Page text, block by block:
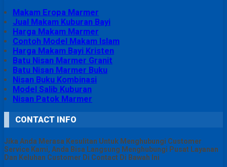
Makam Eropa Marmer
Jual Makam Kuburan Bayi
Harga Makam Marmer
Contoh Model Makam Islam
Harga Makam Bayi Kristen
Batu Nisan Marmer Granit
Batu Nisan Marmer Buku
Nisan Buku Kombinasi
Model Salib Kuburan
Nisan Patok Marmer
CONTACT INFO
Jika Anda Merasa Kesulitan Untuk Menghubungi Customer
Service Kami, Anda Bisa Langsung Menghubungi Pusat Layanan
Dan Keluhan Customer Di Contact Di Bawah Ini